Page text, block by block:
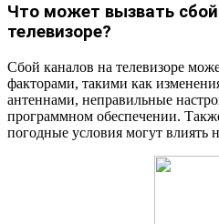
Что может вызвать
телевизоре?
Сбой каналов на телевизоре
факторами, такими как
антеннами, неправильные
программном обеспечении.
погодные условия могут влиять